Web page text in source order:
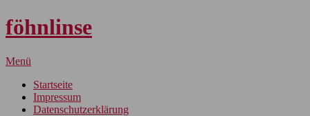
föhnlinse
Menü
Startseite
Impressum
Datenschutzerklärung